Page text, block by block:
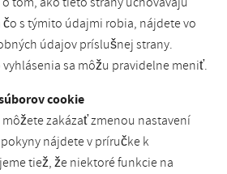
s týmito údajmi robia, nájdete vo
údajov príslušnej strany.
sa môžu pravidelne meniť.
cookie
zakázať zmenou nastavení
nájdete v príručke k
tiež, že niektoré funkcie na